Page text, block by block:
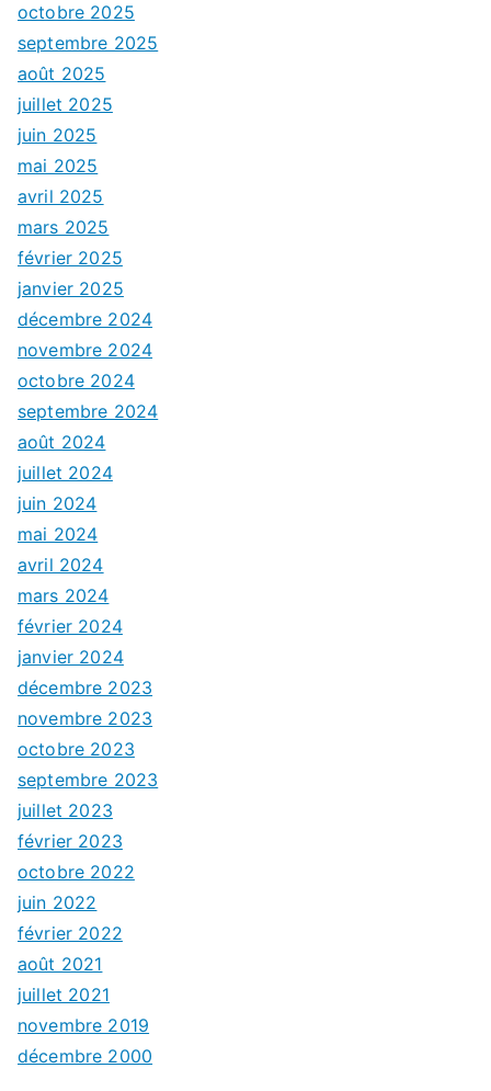
octobre 2025
septembre 2025
août 2025
juillet 2025
juin 2025
mai 2025
avril 2025
mars 2025
février 2025
janvier 2025
décembre 2024
novembre 2024
octobre 2024
septembre 2024
août 2024
juillet 2024
juin 2024
mai 2024
avril 2024
mars 2024
février 2024
janvier 2024
décembre 2023
novembre 2023
octobre 2023
septembre 2023
juillet 2023
février 2023
octobre 2022
juin 2022
février 2022
août 2021
juillet 2021
novembre 2019
décembre 2000